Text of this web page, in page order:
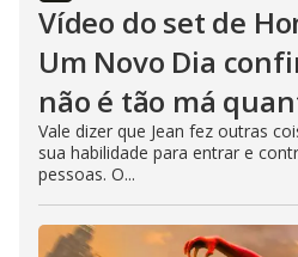
Vídeo do set de
Um Novo Dia
não é tão má
Vale dizer que Jean fez outras
sua habilidade para entrar e
pessoas. O...